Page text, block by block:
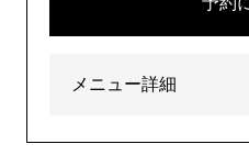
メニュー詳細